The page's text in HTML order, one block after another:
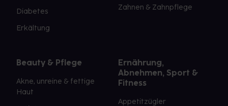
Diabetes
Erkältung
Zahnen & Zahnpflege
Beauty & Pflege
Akne, unreine & fettige
Haut
Ernährung,
Abnehmen, Sport &
Fitness
Appetitzügler